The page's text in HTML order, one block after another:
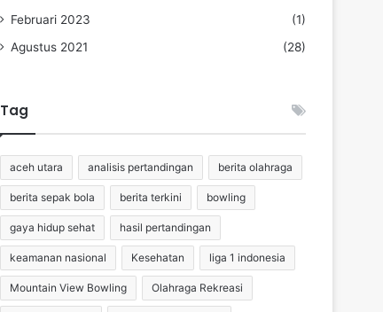
Februari 2023
(1)
Agustus 2021
(28)
Tag
aceh utara analisis pertandingan berita olahraga
berita sepak bola berita terkini bowling
gaya hidup sehat hasil pertandingan
keamanan nasional Kesehatan liga 1 indonesia
Mountain View Bowling Olahraga Rekreasi